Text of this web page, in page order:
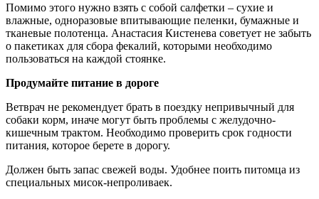
Помимо этого нужно взять с собой салфетки – сухие и
влажные, одноразовые впитывающие пеленки, бумажные и
тканевые полотенца. Анастасия Кистенева советует не забыть
о пакетиках для сбора фекалий, которыми необходимо
пользоваться на каждой стоянке.
Продумайте питание в дороге
Ветврач не рекомендует брать в поездку непривычный для
собаки корм, иначе могут быть проблемы с желудочно-
кишечным трактом. Необходимо проверить срок годности
питания, которое берете в дорогу.
Должен быть запас свежей воды. Удобнее поить питомца из
специальных мисок-непроливаек.